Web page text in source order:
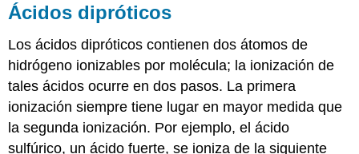
Ácidos dipróticos
Los ácidos dipróticos contienen dos átomos de
hidrógeno ionizables por molécula; la ionización de
tales ácidos ocurre en dos pasos. La primera
ionización siempre tiene lugar en mayor medida que
la segunda ionización. Por ejemplo, el ácido
sulfúrico, un ácido fuerte, se ioniza de la siguiente